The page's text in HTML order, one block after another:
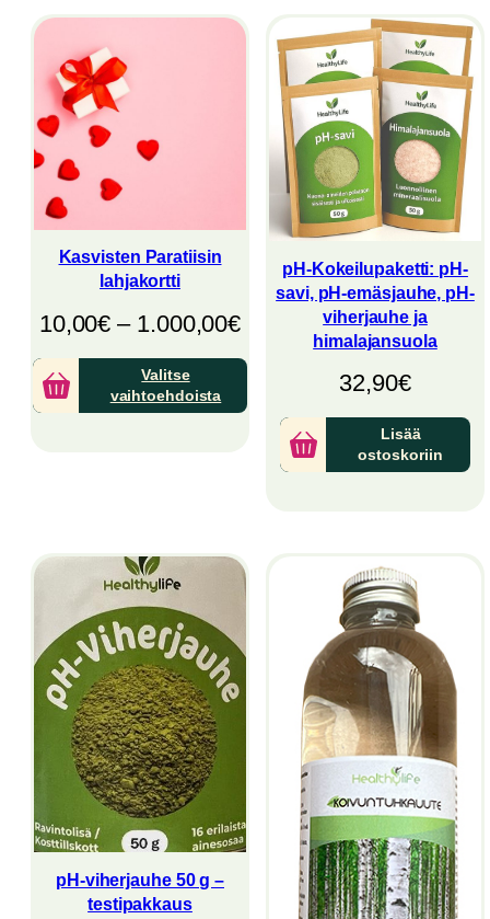
Kasvisten Paratiisin
lahjakortti
10,00€ – 1.000,00€Hintaluokka:
10,00€
1.000,00€
Valitse
vaihtoehdoista
pH-Kokeilupaketti: pH-
savi, pH-emäsjauhe, pH-
viherjauhe ja
himalajansuola
32,90€
Lisää
ostoskoriin
pH-viherjauhe 50 g –
testipakkaus